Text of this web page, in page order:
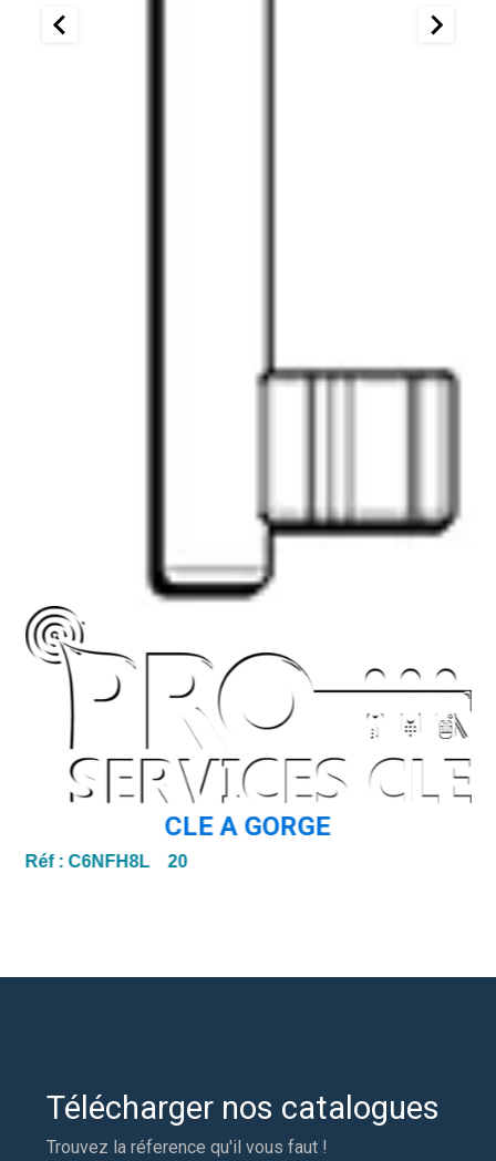
CLE A GORGE
Réf :C6NFH8L 20
Télécharger nos catalogues
Trouvez la réference qu'il vous faut !